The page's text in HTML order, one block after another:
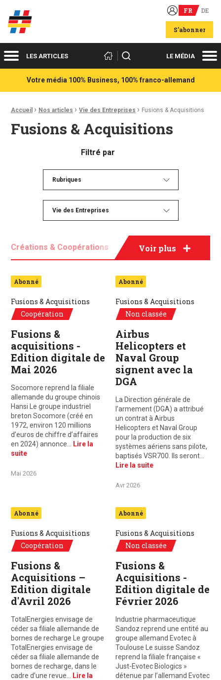
Acteurs du franco-allemand FR DE
S'abonner
MenuLES ARTICLES Rechercher LE MÉDIA
Votre média 100% Business, 100% franco-allemand
Fil d'Ariane :
Accueil › Nos articles › Vie des Entreprises › Fusions & Acquisitions
Fusions & Acquisitions
Filtré par
Rubriques
Vie des Entreprises
Voir plus
Créations & Coopérations
Abonné
Fusions & Acquisitions
Coopération
Fusions &
acquisitions -
Edition digitale de
Mai 2026
Socomore reprend la filiale
allemande du groupe chinois
Hansi Le groupe industriel
breton Socomore (créé en
1972, environ 120 millions
d’euros de chiffre d’affaires
en 2024) annonce…
Lire la
suite
Mai 2026
Abonné
Fusions & Acquisitions
Non classée
Airbus
Helicopters et
Naval Group
signent avec la
DGA
La Direction générale de
l’armement (DGA) a attribué
un contrat à Airbus
Helicopters et Naval Group
pour la production de six
systèmes aériens sans pilote,
baptisés VSR700. Ils seront…
Lire la suite
Avr 2026
Abonné
Fusions & Acquisitions
Coopération
Fusions &
Acquisitions –
Edition digitale
d'Avril 2026
TotalEnergies envisage de
céder sa filiale allemande de
bornes de recharge Le groupe
TotalEnergies envisage de
céder sa filiale allemande de
bornes de recharge, dans le
cadre d’une revue…
Lire la
Abonné
Fusions & Acquisitions
Non classée
Fusions &
Acquisitions -
Edition digitale de
Février 2026
Industrie pharmaceutique
Sandoz reprend une entité au
groupe allemand Evotec à
Toulouse Le suisse Sandoz
reprend la filiale française «
Just-Evotec Biologics »
détenue par l’allemand Evotec